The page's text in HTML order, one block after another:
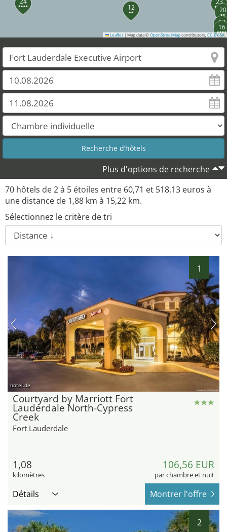
12
16
17
20
23
29
31
32
34
35
36
38
40
4850
56
57
58
62
6667
68
Leaflet | Map data © OpenStreetMap contributors, CC-BY-SA
Plus d'options de recherche
70 hôtels de2à 5 étoiles entre 60,71 et 518,13 euros à
une distance de 1,88 km à 15,22 km.
Sélectionnez le critère de tri
1
hotel.de
Courtyard by Marriott Fort
Lauderdale North-Cypress
Creek
Fort Lauderdale
1,08
kilomètres
106,56 EUR
par chambre et nuit
Détails Montrer l'offre
2